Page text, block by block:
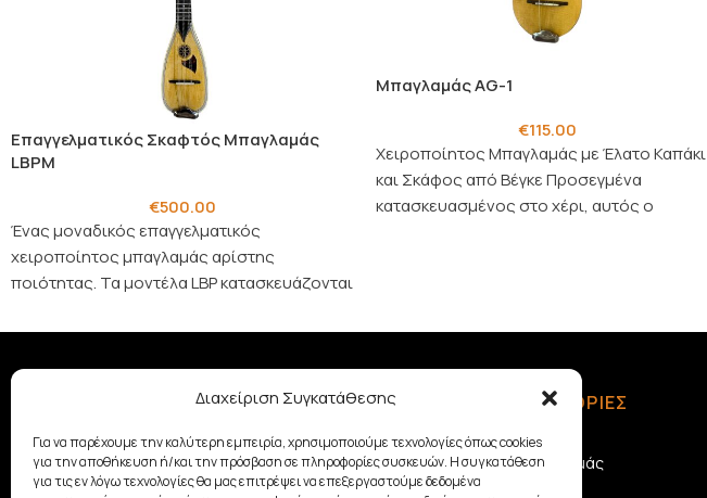
Διαχείριση Συγκατάθεσης
Για να παρέχουμε την καλύτερη εμπειρία, χρησιμοποιούμε τεχνολογίες όπως cookies
για την αποθήκευση ή/και την πρόσβαση σε πληροφορίες συσκευών. Η συγκατάθεση
για τις εν λόγω τεχνολογίες θα μας επιτρέψει να επεξεργαστούμε δεδομένα
Επαγγελματικός Σκαφτός Μπαγλαμάς
LBPM
€500.00
Ένας μοναδικός επαγγελματικός
χειροποίητος μπαγλαμάς αρίστης
ποιότητας. Τα μοντέλα LBP κατασκευάζονται
συνήθως μεμονωμένα κομματια.
Μπαγλαμάς AG-1
€115.00
Χειροποίητος Μπαγλαμάς με Έλατο Καπάκι
και Σκάφος από Βέγκε Προσεγμένα
κατασκευασμένος στο χέρι, αυτός ο
ΣΧΕΤΙΚΆ ΜΕ ΕΜΆΣ
οικογένεια Σαμουελιάν στηρίζει
τη μουσική δημιουργία
ΠΛΗΡΟΦΟΡΙΕΣ
Σχετικά με εμάς